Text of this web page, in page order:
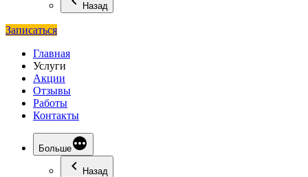
Назад
Записаться
Главная
Услуги
Акции
Отзывы
Работы
Контакты
Больше
Назад